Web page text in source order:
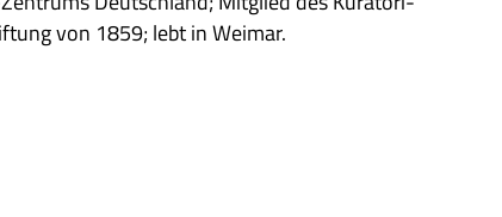
von 1859; lebt in Weimar.